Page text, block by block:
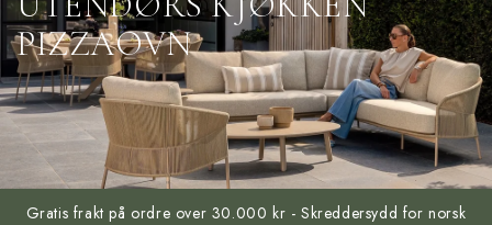
PIZZAOVN
Gratis frakt på ordre over 30.000 kr - Skreddersydd for norsk